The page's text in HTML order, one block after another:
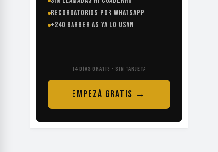
RECORDATORIOS POR WHATSAPP
+240 BARBERÍAS YA LO USAN
14 DÍAS GRATIS · SIN TARJETA
EMPEZÁ GRATIS →